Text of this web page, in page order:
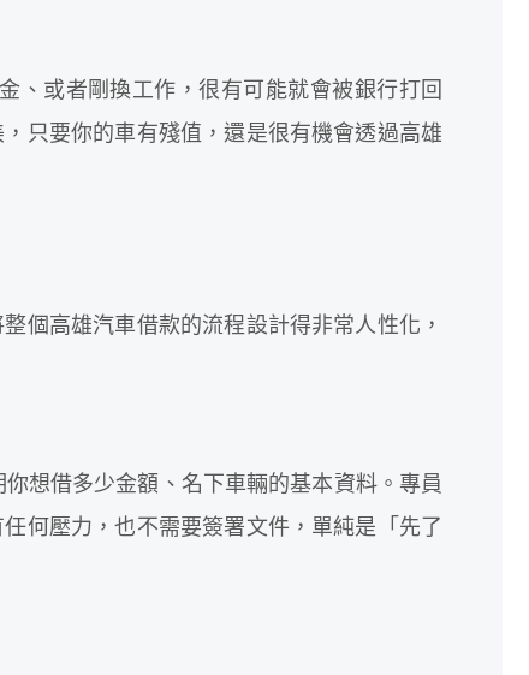
、或者剛換工作，很有可能就會被銀行打回
只要你的車有殘值，還是很有機會透過高雄
個高雄汽車借款的流程設計得非常人性化，
想借多少金額、名下車輛的基本資料。專員
何壓力，也不需要簽署文件，單純是「先了